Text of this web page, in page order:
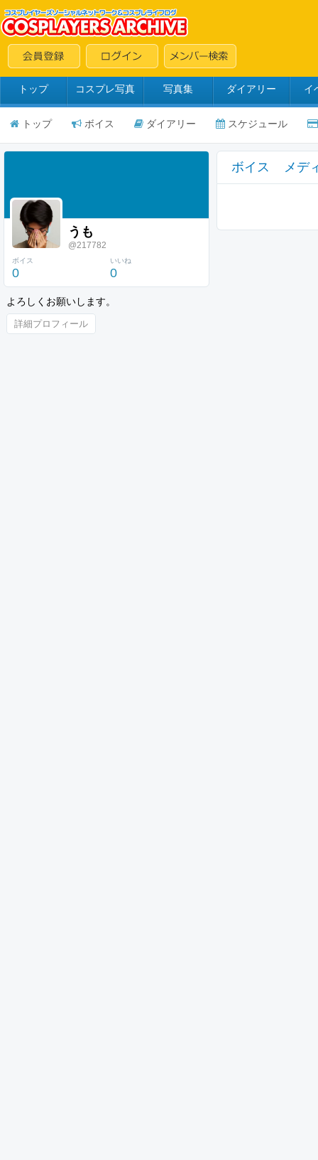
トップ コスプレ写真 写真集 ダイアリー イ
トップ ボイス ダイアリー スケジュール
うも
@217782
ボイス
0
いいね
0
よろしくお願いします。
詳細プロフィール
ボイス メデ